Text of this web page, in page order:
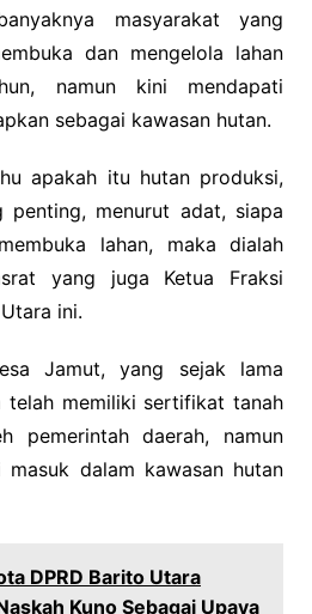
masyarakat yang
dan mengelola lahan
namun kini mendapati
sebagai kawasan hutan.
apakah itu hutan produksi,
penting, menurut adat, siapa
lahan, maka dialah
yang juga Ketua Fraksi
ini.
Jamut, yang sejak lama
telah memiliki sertifikat tanah
pemerintah daerah, namun
masuk dalam kawasan hutan
DPRD Barito Utara
Kuno Sebagai Upaya